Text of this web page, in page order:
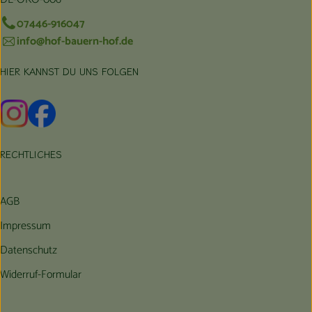
07446-916047
info@hof-bauern-hof.de
HIER KANNST DU UNS FOLGEN
Externer Link zu https://www.instagram.com/hofbauernhof/
Externer Link zu https://www.facebook.com/
RECHTLICHES
AGB
Impressum
Datenschutz
Widerruf-Formular